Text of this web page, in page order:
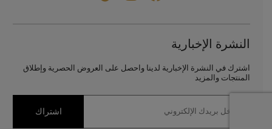
النشرة الإخبارية
اشترك في النشرة الإخبارية لدينا واحصل على العروض الحصرية وإطلاق
المنتجات والمزيد
اشتراك